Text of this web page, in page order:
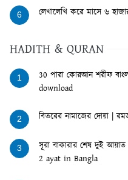
6 লেখালেখি করে মাসে ৬
HADITH & QURAN
1
30 পারা কোরআন শরীফ
download
2 বিতরের নামাজের দোয়া |
3
সূরা বাকারার শেষ দুই
2 ayat in Bangla